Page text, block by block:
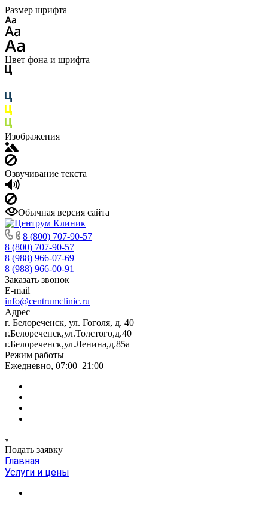
Размер шрифта
Цвет фона и шрифта
Изображения
Озвучивание текста
Обычная версия сайта
8 (800) 707-90-57
8 (800) 707-90-57
8 (988) 966-07-69
8 (988) 966-00-91
Заказать звонок
E-mail
info@centrumclinic.ru
Адрес
г. Белореченск, ул. Гоголя, д. 40
г.Белореченск,ул.Толстого,д.40
г.Белореченск,ул.Ленина,д.85а
Режим работы
Ежедневно, 07:00–21:00
Подать заявку
Главная
Услуги и цены